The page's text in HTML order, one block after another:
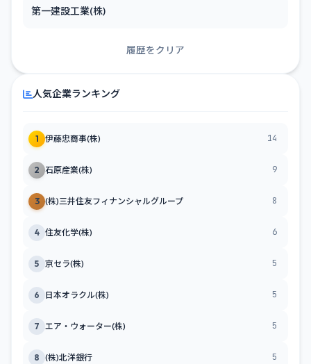
第一建設工業(株)
履歴をクリア
人気企業ランキング
1 伊藤忠商事(株) 14
2 石原産業(株) 9
3 (株)三井住友フィナンシャルグループ 8
4 住友化学(株) 6
5 京セラ(株) 5
6 日本オラクル(株) 5
7 エア・ウォーター(株) 5
8 (株)北洋銀行 5